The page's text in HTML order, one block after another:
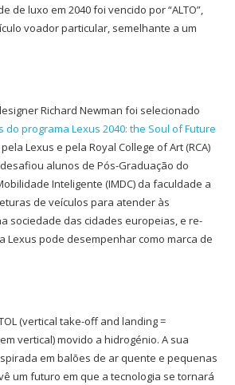
de luxo em 2040 foi vencido por “ALTO”,
voador particular, semelhante a um
Richard Newman foi selecionado
do programa Lexus 2040: the Soul of Future
Lexus e pela Royal College of Art (RCA)
alunos de Pós-Graduação do
Inteligente (IMDC) da faculdade a
de veículos para atender às
sociedade das cidades europeias, e re-
Lexus pode desempenhar como marca de
(vertical take-off and landing =
vertical) movido a hidrogénio. A sua
em balões de ar quente e pequenas
um futuro em que a tecnologia se tornará